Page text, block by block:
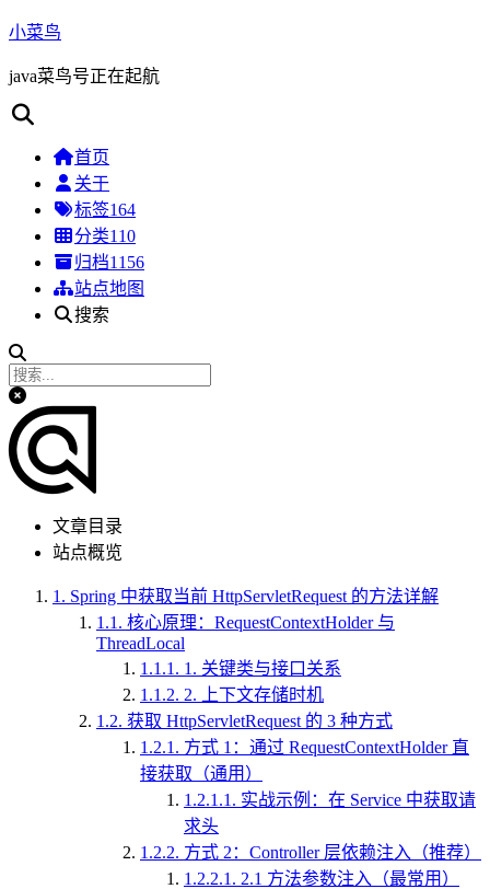
小菜鸟
java菜鸟号正在起航
首页
关于
标签164
分类110
归档1156
站点地图
搜索
文章目录
站点概览
1. Spring 中获取当前 HttpServletRequest 的方法详解
1.1. 核心原理：RequestContextHolder 与
ThreadLocal
1.1.1. 1. 关键类与接口关系
1.1.2. 2. 上下文存储时机
1.2. 获取 HttpServletRequest 的 3 种方式
1.2.1. 方式 1：通过 RequestContextHolder 直
接获取（通用）
1.2.1.1. 实战示例：在 Service 中获取请
求头
1.2.2. 方式 2：Controller 层依赖注入（推荐）
1.2.2.1. 2.1 方法参数注入（最常用）